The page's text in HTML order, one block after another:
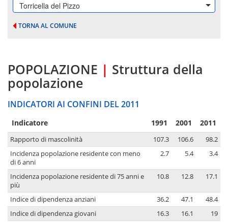
Torricella del Pizzo
TORNA AL COMUNE
POPOLAZIONE | Struttura della
popolazione
INDICATORI AI CONFINI DEL 2011
Indicatore 1991 2001 2011
Rapporto di mascolinità 107.3 106.6
98.2
Incidenza popolazione residente con meno
di 6 anni
2.7 5.4 3.4
Incidenza popolazione residente di 75 anni e
più
10.8 12.8 17.1
Indice di dipendenza anziani 36.2 47.1
48.4
Indice di dipendenza giovani
16.3 16.1
19